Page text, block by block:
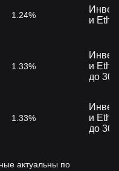
1.24%
и
1.33%
и
до 30
1.33%
и
до 30
актуальны по